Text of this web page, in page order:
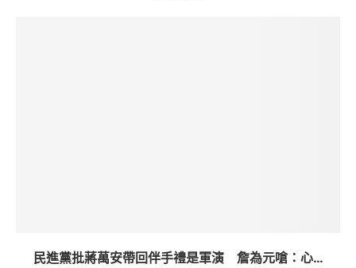
民進黨批蔣萬安帶回伴手禮是軍演 詹為元嗆：心...